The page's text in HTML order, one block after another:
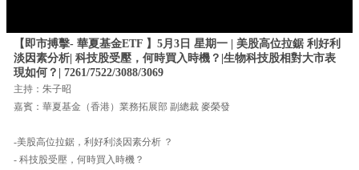
【即市搏擊- 華夏基金ETF 】5月3日 星期一 | 美股高位拉鋸 利好利
淡因素分析| 科技股受壓，何時買入時機？|生物科技股相對大市表
現如何？| 7261/7522/3088/3069
主持：朱子昭
嘉賓：華夏基金（香港）業務拓展部 副總裁 麥榮發
-美股高位拉鋸，利好利淡因素分析 ？
- 科技股受壓，何時買入時機？